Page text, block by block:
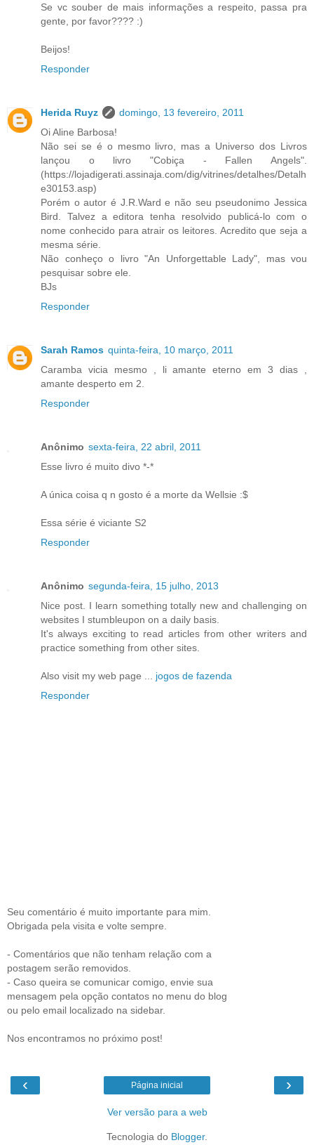
Se vc souber de mais informações a respeito, passa pra
gente, por favor???? :)
Beijos!
Responder
Herida Ruyz
domingo, 13 fevereiro, 2011
Oi Aline Barbosa!
Não sei se é o mesmo livro, mas a Universo dos Livros
lançou o livro "Cobiça - Fallen Angels".
(https://lojadigerati.assinaja.com/dig/vitrines/detalhes/Detalh
e30153.asp)
Porém o autor é J.R.Ward e não seu pseudonimo Jessica
Bird. Talvez a editora tenha resolvido publicá-lo com o
nome conhecido para atrair os leitores. Acredito que seja a
mesma série.
Não conheço o livro "An Unforgettable Lady", mas vou
pesquisar sobre ele.
BJs
Responder
Sarah Ramos quinta-feira, 10 março, 2011
Caramba vicia mesmo , li amante eterno em 3 dias ,
amante desperto em 2.
Responder
Anônimo sexta-feira, 22 abril, 2011
Esse livro é muito divo *-*
A única coisa q n gosto é a morte da Wellsie :$
Essa série é viciante S2
Responder
Anônimo segunda-feira, 15 julho, 2013
Nice post. I learn something totally new and challenging on
websites I stumbleupon on a daily basis.
It's always exciting to read articles from other writers and
practice something from other sites.
Also visit my web page ... jogos de fazenda
Responder
Seu comentário é muito importante para mim.
Obrigada pela visita e volte sempre.
- Comentários que não tenham relação com a
postagem serão removidos.
- Caso queira se comunicar comigo, envie sua
mensagem pela opção contatos no menu do blog
ou pelo email localizado na sidebar.
Nos encontramos no próximo post!
‹ ›
Página inicial
Ver versão para a web
Tecnologia do Blogger.